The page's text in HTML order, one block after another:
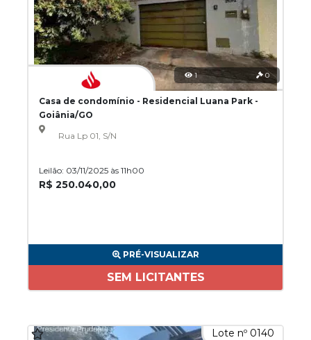
1 0
Casa de condomínio - Residencial Luana Park -
Goiânia/GO
Rua Lp 01, S/N
Leilão: 03/11/2025 às 11h00
R$ 250.040,00
PRÉ-VISUALIZAR
SEM LICITANTES
Lote nº 0140